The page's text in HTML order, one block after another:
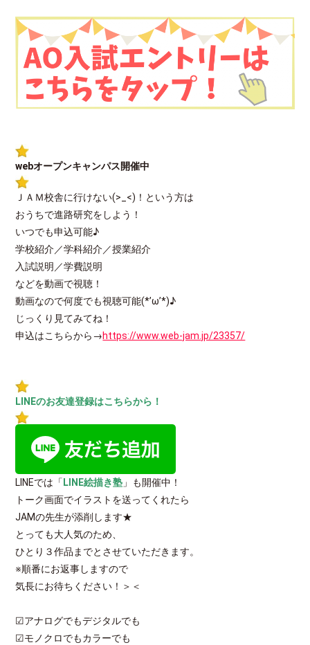
webオープンキャンパス開催中
ＪＡＭ校舎に行けない(>_<)！という方は
おうちで進路研究をしよう！
いつでも申込可能♪
学校紹介／学科紹介／授業紹介
入試説明／学費説明
などを動画で視聴！
動画なので何度でも視聴可能(*’ω’*)♪
じっくり見てみてね！
申込はこちらから→https://www.web-jam.jp/23357/
LINEのお友達登録はこちらから！
LINEでは「 LINE絵描き塾 」も開催中！
トーク画面でイラストを送ってくれたら
JAMの先生が添削します★
とっても大人気のため、
ひとり３作品までとさせていただきます。
※順番にお返事しますので
気長にお待ちください！＞＜
☑アナログでもデジタルでも
☑モノクロでもカラーでも